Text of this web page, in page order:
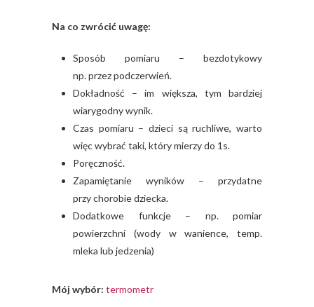
Na co zwrócić uwagę:
Sposób pomiaru – bezdotykowy
np. przez podczerwień.
Dokładność – im większa, tym bardziej
wiarygodny wynik.
Czas pomiaru – dzieci są ruchliwe, warto
więc wybrać taki, który mierzy do 1s.
Poręczność.
Zapamiętanie wyników – przydatne
przy chorobie dziecka.
Dodatkowe funkcje – np. pomiar
powierzchni (wody w wanience, temp.
mleka lub jedzenia)
Mój wybór: termometr